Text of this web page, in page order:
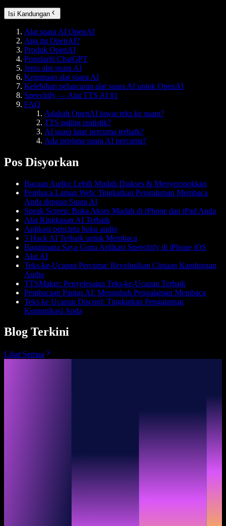
Isi Kandungan
Alat suara AI OpenAI
Apa itu OpenAI?
Produk OpenAI
Populariti ChatGPT
Jenis alat suara AI
Kegunaan alat suara AI
Kelebihan pelancaran alat suara AI untuk OpenAI
Speechify — Alat TTS AI #1
FAQ
Adakah OpenAI tawar teks ke suara?
TTS paling realistik?
AI suara latar percuma terbaik?
Ada penjana suara AI percuma?
Pos Disyorkan
Bacaan Audio: Lebih Mudah Diakses & Menyeronokkan
Pembaca Laman Web: Tingkatkan Pengalaman Membaca
Anda dengan Suara AI
Speak Screen: Buka Akses Mudah di iPhone dan iPad Anda
Alat Ringkasan AI Terbaik
Aplikasi pencipta buku audio
5 Hack AI Terbaik untuk Membaca
Bagaimana Saya Guna Aplikasi Speechify di iPhone iOS
Alat AI
Teks-ke-Ucapan Percuma: Revolusikan Ciptaan Kandungan
Audio
TTSMaker: Penyelesaian Teks-ke-Ucapan Terbaik
Pembacaan Pantas AI: Mengubah Pengalaman Membaca
Teks ke Ucapan Discord: Tingkatkan Pengalaman
Komunikasi Anda
Blog Terkini
Lihat Semua